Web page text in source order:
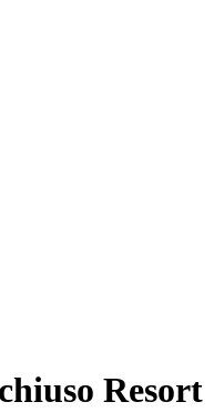
Resort